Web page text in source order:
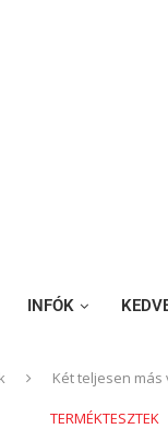
INFÓK
Két teljesen más
TERMÉKTESZTEK